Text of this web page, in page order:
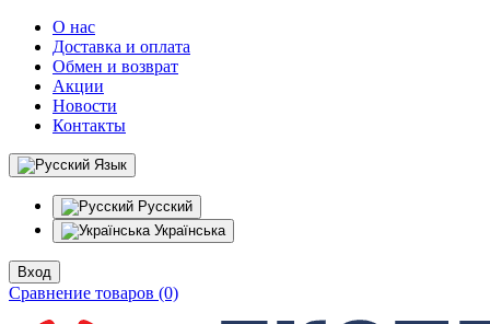
О нас
Доставка и оплата
Обмен и возврат
Акции
Новости
Контакты
Язык
Русский
Українська
Вход
Сравнение товаров (0)